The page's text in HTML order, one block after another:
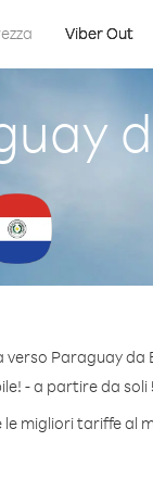
Viber Out
Paraguay da
- a partire da soli
migliori tariffe al